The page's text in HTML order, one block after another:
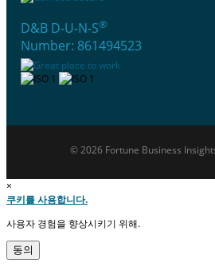
D&B D-U-N-S®
Number: 861494523
© 2026 Fortune Business
×
쿠키를 사용합니다.
사용자 경험을 향상시키기 위해.
동의